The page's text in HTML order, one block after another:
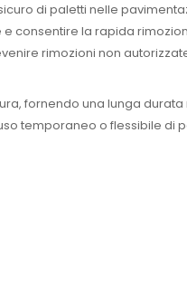
di paletti nelle
consentire la rapida
rimozioni non
fornendo una lunga
temporaneo o flessibile di